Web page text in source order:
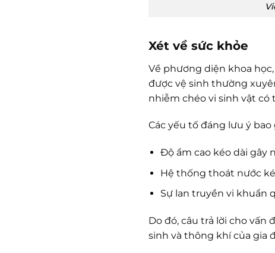
Xét về sức khỏe
Về phương diện khoa
được vệ sinh thường
nhiễm chéo vi sinh vật có
Các yếu tố đáng lưu ý bao
Độ ẩm cao kéo dài gây
Hệ thống thoát nước
Sự lan truyền vi khuẩn
Do đó, câu trả lời cho vấn
sinh và thông khí của gia